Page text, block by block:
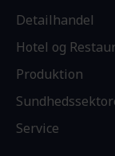
Detailhandel
Hotel og
Produktion
Service